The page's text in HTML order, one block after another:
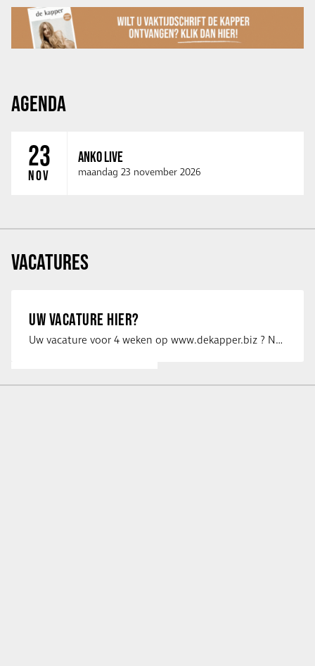
AGENDA
23
NOV
ANKO LIVE
maandag 23 november 2026
VACATURES
UW VACATURE HIER?
Uw vacature voor 4 weken op www.dekapper.biz ? Neem dan contact op met Maaike …